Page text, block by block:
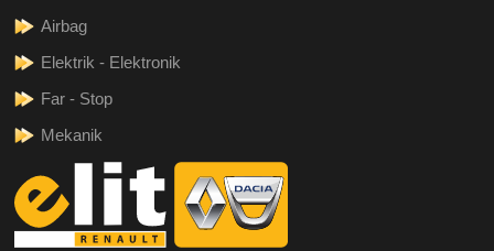
Airbag
Elektrik - Elektronik
Far - Stop
Mekanik